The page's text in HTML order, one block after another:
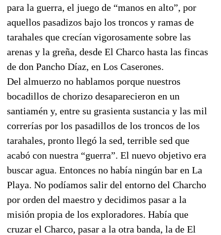
para la guerra, el juego de “manos en alto”, por
aquellos pasadizos bajo los troncos y ramas de
tarahales que crecían vigorosamente sobre las
arenas y la greña, desde El Charco hasta las fincas
de don Pancho Díaz, en Los Caserones.
Del almuerzo no hablamos porque nuestros
bocadillos de chorizo desaparecieron en un
santiamén y, entre su grasienta sustancia y las mil
correrías por los pasadillos de los troncos de los
tarahales, pronto llegó la sed, terrible sed que
acabó con nuestra “guerra”. El nuevo objetivo era
buscar agua. Entonces no había ningún bar en La
Playa. No podíamos salir del entorno del Charcho
por orden del maestro y decidimos pasar a la
misión propia de los exploradores. Había que
cruzar el Charco, pasar a la otra banda, la de El